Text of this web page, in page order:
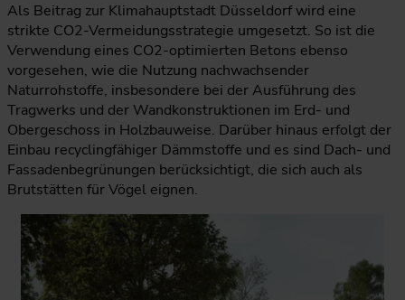
Als Beitrag zur Klimahauptstadt Düsseldorf wird eine
strikte CO2-Vermeidungsstrategie umgesetzt. So ist die
Verwendung eines CO2-optimierten Betons ebenso
vorgesehen, wie die Nutzung nachwachsender
Naturrohstoffe, insbesondere bei der Ausführung des
Tragwerks und der Wandkonstruktionen im Erd- und
Obergeschoss in Holzbauweise. Darüber hinaus erfolgt der
Einbau recyclingfähiger Dämmstoffe und es sind Dach- und
Fassadenbegrünungen berücksichtigt, die sich auch als
Brutstätten für Vögel eignen.